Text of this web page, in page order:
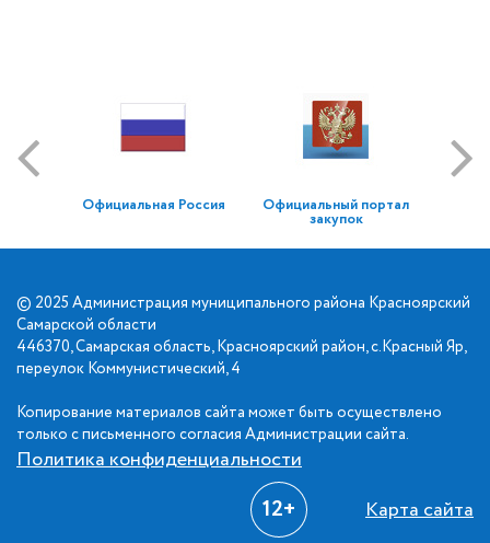
Официальная Россия Официальный портал
закупок
© 2025 Администрация муниципального района Красноярский
Самарской области
446370, Самарская область, Красноярский район, с.Красный Яр,
переулок Коммунистический, 4
Копирование материалов сайта может быть осуществлено
только с письменного согласия Администрации сайта.
Политика конфиденциальности
12+ Карта сайта